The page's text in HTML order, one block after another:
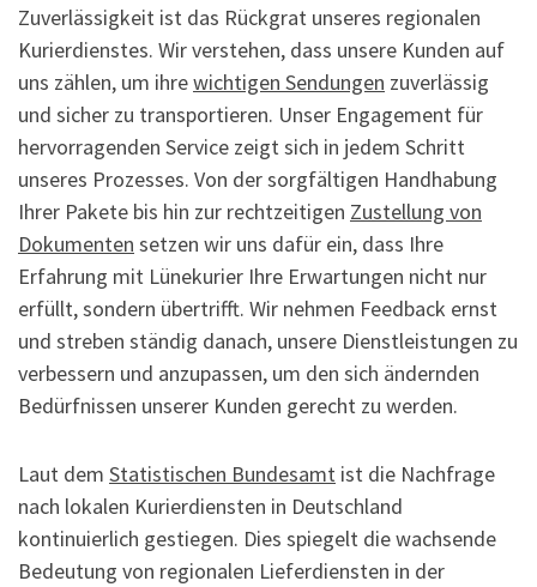
Zuverlässigkeit ist das Rückgrat unseres regionalen
Kurierdienstes. Wir verstehen, dass unsere Kunden auf
uns zählen, um ihrewichtigen Sendungen zuverlässig
und sicher zu transportieren. Unser Engagement für
hervorragenden Service zeigt sich in jedem Schritt
unseres Prozesses. Von der sorgfältigen Handhabung
Ihrer Pakete bis hin zur rechtzeitigen Zustellung von
Dokumenten setzen wir uns dafür ein, dass Ihre
Erfahrung mit Lünekurier Ihre Erwartungen nicht nur
erfüllt, sondern übertrifft. Wir nehmen Feedback ernst
und streben ständig danach, unsere Dienstleistungen zu
verbessern und anzupassen, um den sich ändernden
Bedürfnissen unserer Kunden gerecht zu werden.
Laut dem Statistischen Bundesamt ist die Nachfrage
nach lokalen Kurierdiensten in Deutschland
kontinuierlich gestiegen. Dies spiegelt die wachsende
Bedeutung von regionalen Lieferdiensten in der